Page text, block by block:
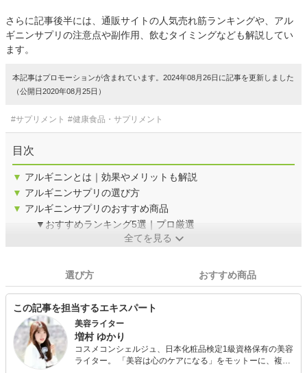
さらに記事後半には、通販サイトの人気売れ筋ランキングや、アル
ギニンサプリの注意点や副作用、飲むタイミングなども解説してい
ます。
本記事はプロモーションが含まれています。2024年08月26日に記事を更新しました
（公開日2020年08月25日）
#サプリメント #健康食品・サプリメント
目次
▼ アルギニンとは｜効果やメリットも解説
▼ アルギニンサプリの選び方
▼ アルギニンサプリのおすすめ商品
▼おすすめランキング5選｜プロ厳選
全てを見る
選び方 おすすめ商品
この記事を担当するエキスパート
美容ライター
増村 ゆかり
コスメコンシェルジュ、日本化粧品検定1級資格保有の美容
ライター。 「美容は心のケアになる」をモットーに、複数